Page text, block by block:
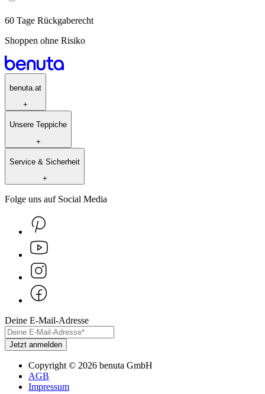
60 Tage Rückgaberecht
Shoppen ohne Risiko
benuta.at
+
Unsere Teppiche
+
Service & Sicherheit
+
Folge uns auf Social Media
Deine E-Mail-Adresse
Jetzt anmelden
Copyright © 2026 benuta GmbH
AGB
Impressum